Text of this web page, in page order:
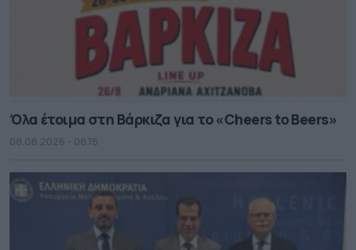
Όλα έτοιμα στη Βάρκιζα για το «Cheers to Beers»
08.08.2026 - 08.15